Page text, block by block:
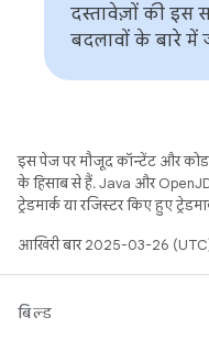
दस्तावेज़ों की इस
बदलावों के बारे में
इस पेज पर मौजूद कॉन्टेंट और
के हिसाब से हैं. Java और
ट्रेडमार्क या रजिस्टर किए हुए
आखिरी बार 2025-03-26
बिल्ड